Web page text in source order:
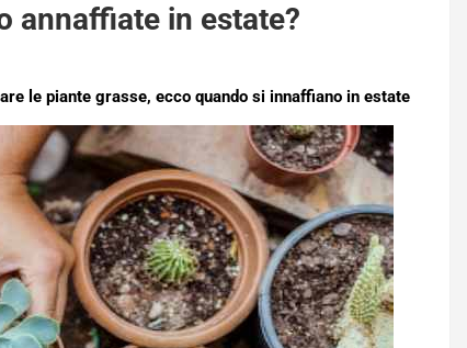
annaffiate in estate?
le piante grasse, ecco quando si innaffiano in estate